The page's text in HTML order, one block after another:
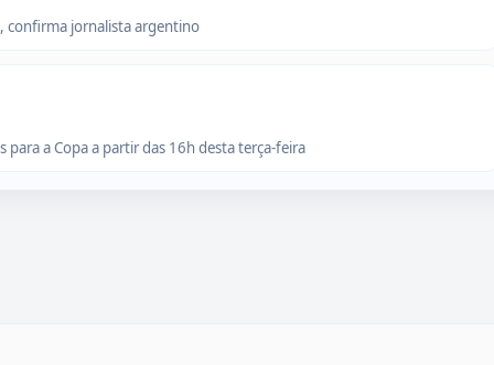
confirma jornalista argentino
para a Copa a partir das 16h desta terça-feira